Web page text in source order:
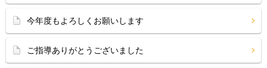
今年度もよろしくお願いします
ご指導ありがとうございました